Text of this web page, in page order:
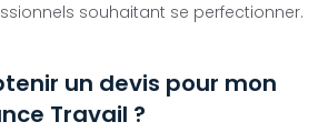
souhaitant se perfectionner.
un devis pour mon
Travail ?